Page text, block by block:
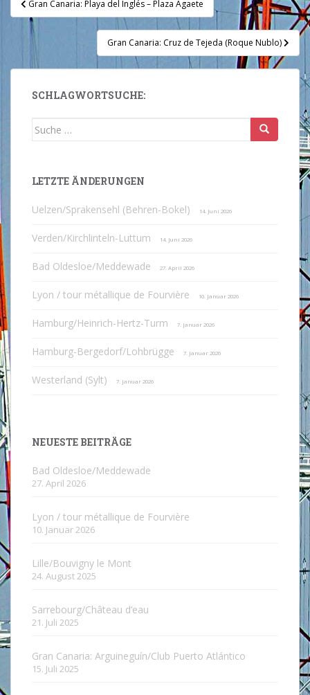
Gran Canaria: Playa del Inglés – Plaza Agaete
Gran Canaria: Cruz de Tejeda (Roque Nublo)
SCHLAGWORTSUCHE:
Suche
LETZTE ÄNDERUNGEN
Uelzen/Sprakensehl (Behren-Bokel) 14. Juni 2026
Verden/Kirchlinteln-Luttum 14. Juni 2026
Bad Oldesloe/Meddewade 27. April 2026
Lyon / tour métallique de Fourvière 10. Januar 2026
Hamburg/Heinrich-Hertz-Turm 7. Januar 2026
Hamburg-Bergedorf/Lohbrügge 7. Januar 2026
Westerland (Sylt) 7. Januar 2026
NEUESTE BEITRÄGE
Bad Oldesloe/Meddewade
27. April 2026
Lyon / tour métallique de Fourvière
10. Januar 2026
Lille/Bouvigny le Mont
24. August 2025
Sarrebourg/Château d’eau
21. Juli 2025
Gran Canaria: Arguineguín/Club Puerto Atlántico
15. Juli 2025